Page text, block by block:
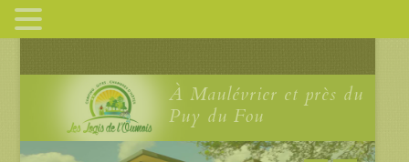
À Maulévrier et près du
Puy du Fou